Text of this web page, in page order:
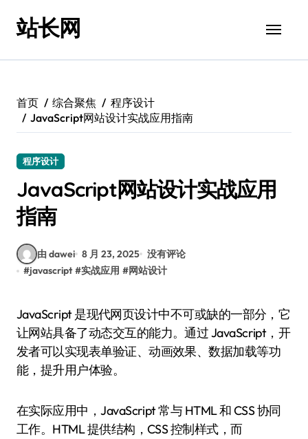
站长网
首页 综合聚焦
程序设计
JavaScript网站设计实战应用指南
程序设计
JavaScript网站设计实战应用
指南
由 dawei 8 月 23, 2025 没有评论
#javascript #实战应用 #网站设计
JavaScript 是现代网页设计中不可或缺的一部分，它
让网站具备了动态交互的能力。通过 JavaScript，开
发者可以实现表单验证、动画效果、数据加载等功
能，提升用户体验。
在实际应用中，JavaScript 常与 HTML 和 CSS 协同
工作。HTML 提供结构，CSS 控制样式，而